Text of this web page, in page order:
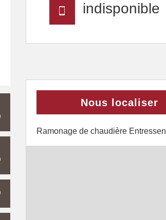
indisponible
Nous localiser
Ramonage de chaudière Entressen